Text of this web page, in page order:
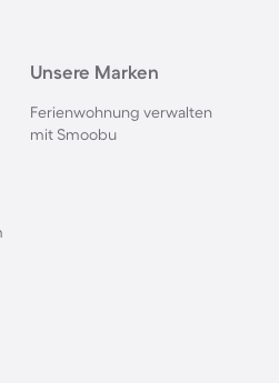
Unsere Marken
Ferienwohnung verwalten
mit Smoobu